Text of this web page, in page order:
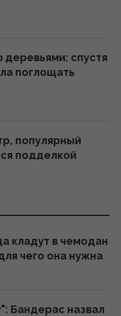
спустя
поглощать
популярный
подделкой
укатила на
как
кладут в чемодан
чего она нужна
Бандерас назвал